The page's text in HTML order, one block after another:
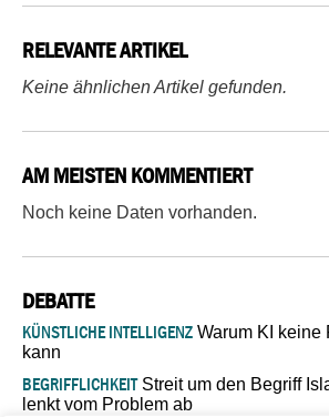
RELEVANTE ARTIKEL
Keine ähnlichen Artikel gefunden.
AM MEISTEN KOMMENTIERT
Noch keine Daten vorhanden.
DEBATTE
KÜNSTLICHE INTELLIGENZ Warum KI keine
kann
BEGRIFFLICHKEITStreit um den Begriff
lenkt vom Problem ab